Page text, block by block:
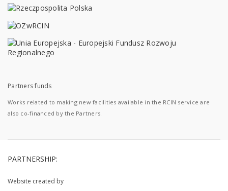
Partners funds
Works related to making new facilities available in the RCIN service are
also co-financed by the Partners.
PARTNERSHIP:
Website created by